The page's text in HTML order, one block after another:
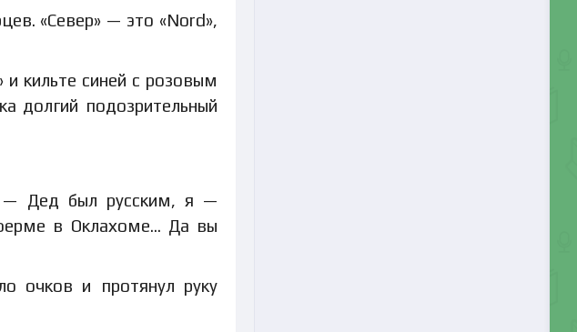
«Север» — это «Nord»,
кильте синей с розовым
долгий подозрительный
— Дед был русским, я —
в Оклахоме… Да вы
очков и протянул руку